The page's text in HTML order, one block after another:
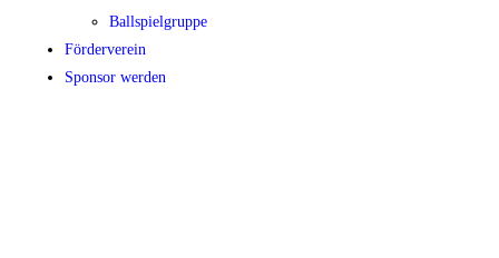
Ballspielgruppe
Förderverein
Sponsor werden